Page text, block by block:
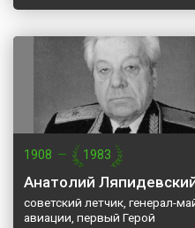
1908 — 1983
Анатолий
советский летчик, генерал-
авиации, первый Герой